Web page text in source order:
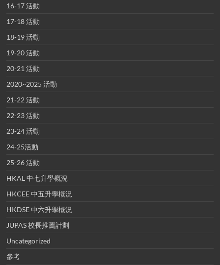
16-17 活動
17-18 活動
18-19 活動
19-20 活動
20-21 活動
2020~2025 活動
21-22 活動
22-23 活動
23-24 活動
24-25活動
25-26 活動
HKAL 中七升學概況
HKCEE 中五升學概況
HKDSE 中六升學概況
JUPAS 校長推薦計劃
Uncategorized
參考